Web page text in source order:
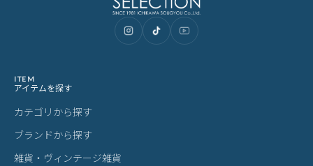
ITEM
アイテムを探す
カテゴリから探す
ブランドから探す
雑貨・ヴィンテージ雑貨